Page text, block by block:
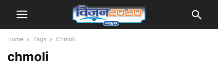
Home Tags Chmoli
chmoli